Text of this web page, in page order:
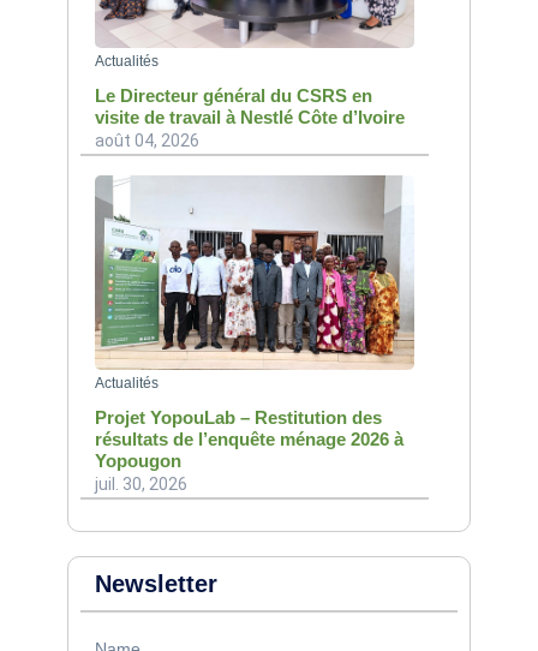
Actualités
Le Directeur général du CSRS en
visite de travail à Nestlé Côte d’Ivoire
août 04, 2026
Actualités
Projet YopouLab – Restitution des
résultats de l’enquête ménage 2026 à
Yopougon
juil. 30, 2026
Newsletter